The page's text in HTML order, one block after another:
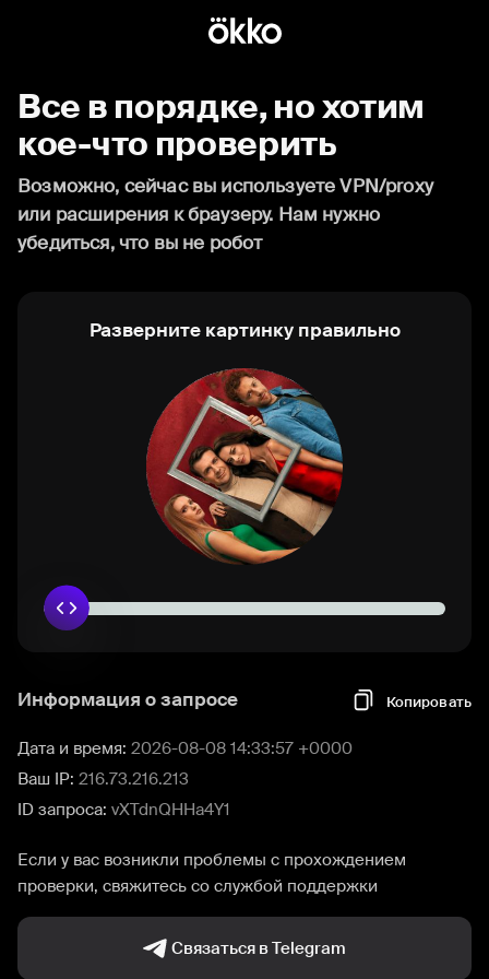
Все в порядке, но хотим
кое-что проверить
Возможно, сейчас вы используете VPN/proxy
или расширения к браузеру. Нам нужно
убедиться, что вы не робот
Разверните картинку правильно
Информация о запросе Копировать
Дата и время: 2026-08-08 14:33:57 +0000
Ваш IP: 216.73.216.213
ID запроса: vXTdnQHHa4Y1
Если у вас возникли проблемы с прохождением
проверки, свяжитесь со службой поддержки
Связаться в Telegram